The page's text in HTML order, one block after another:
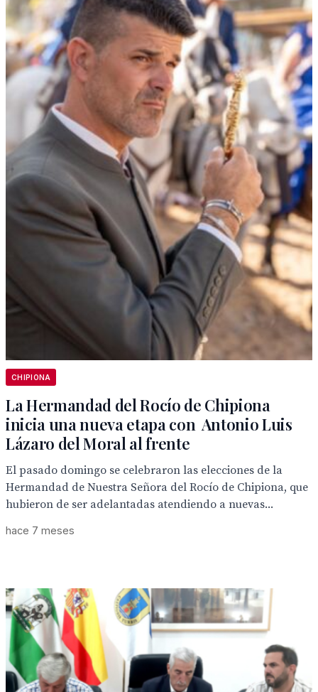
CHIPIONA
La Hermandad del Rocío de Chipiona
inicia una nueva etapa con Antonio Luis
Lázaro del Moral al frente
El pasado domingo se celebraron las elecciones de la
Hermandad de Nuestra Señora del Rocío de Chipiona, que
hubieron de ser adelantadas atendiendo a nuevas...
hace 7 meses